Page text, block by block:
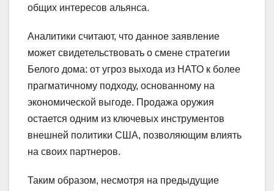
общих интересов альянса.
Аналитики считают, что данное заявление
может свидетельствовать о смене стратегии
Белого дома: от угроз выхода из НАТО к более
прагматичному подходу, основанному на
экономической выгоде. Продажа оружия
остается одним из ключевых инструментов
внешней политики США, позволяющим влиять
на своих партнеров.
Таким образом, несмотря на предыдущие